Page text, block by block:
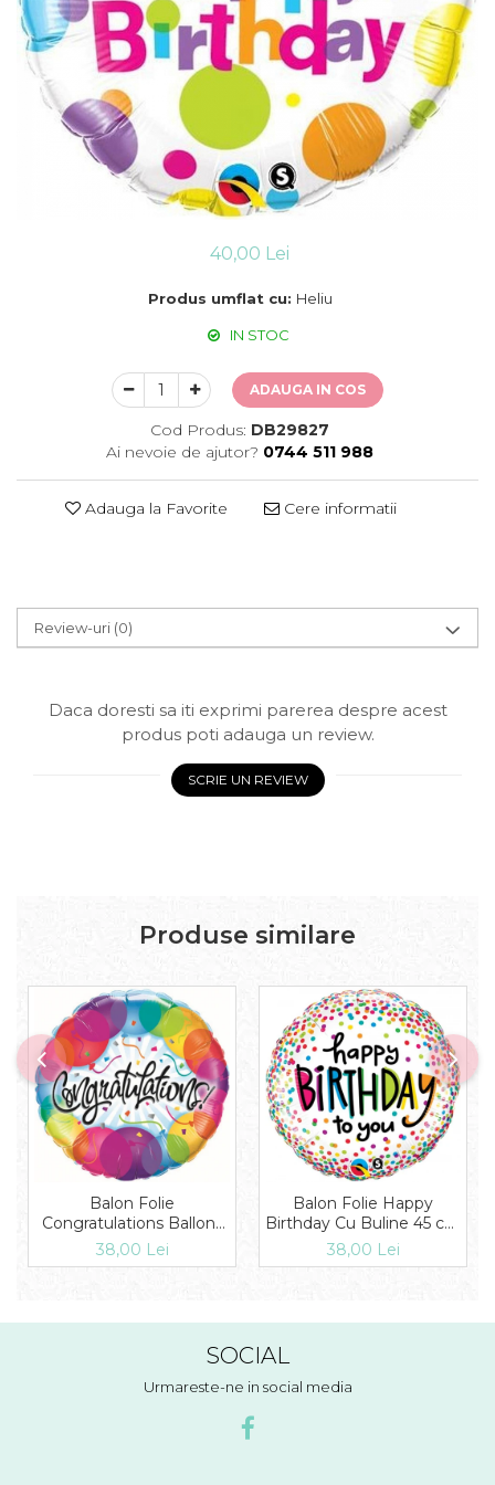
Suflatori
Farfurii,pahare & servetele
Ornamente sala
Masti
Confetti
Accesorii Baloane
Prima aniversare
40,00 Lei
Produs umflat cu: Heliu
IN STOC
ADAUGA IN COS
Cod Produs: DB29827
Ai nevoie de ajutor? 0744 511 988
Adauga la Favorite Cere informatii
Review-uri (0)
Daca doresti sa iti exprimi parerea despre acest
produs poti adauga un review.
SCRIE UN REVIEW
Produse similare
Balon Folie
Congratulations Ballons
45 cm 1 buc DB33360
38,00 Lei
Balon Folie Happy
Birthday Cu Buline 45 cm
1 buc DB28126
38,00 Lei
SOCIAL
Urmareste-ne in social media